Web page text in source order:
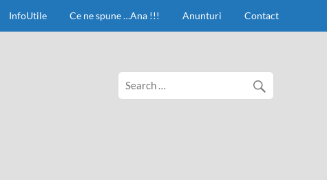
InfoUtile Ce ne spune …Ana !!! Anunturi Contact